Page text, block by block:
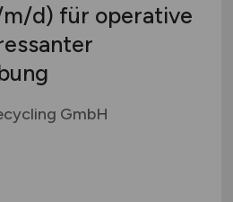
d) für operative
GmbH